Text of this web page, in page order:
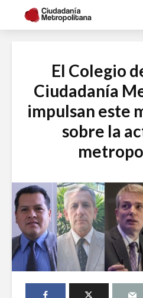
El Colegio
Ciudadanía
impulsan este
sobre la